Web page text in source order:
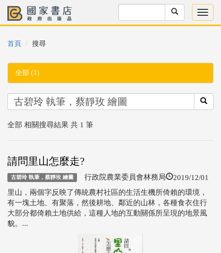
首頁 搜尋
全部 (1)
全部 相關搜尋結果 共 1 筆
請問里山怎麼走?
古碧玲 執筆，蔡靜玫 繪圖 行政院農業委員會林務局 2019/12/01
里山，兩個字反映了傳統農村社區的生活生機所倚賴的環境，
有一塊土地、有聚落，然後耕地、鄰近的山林，各種食衣住行
大部分都倚賴土地供給，這種人地的互動關係所呈現的地景風
貌。...